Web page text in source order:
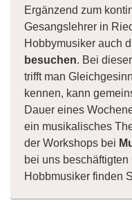
Ergänzend zum
Gesangslehrer in
Hobbymusiker auch
besuchen. Bei
trifft man
kennen, kann
Dauer eines
ein musikalisches
der Workshops bei
bei uns
Hobbmusiker finden